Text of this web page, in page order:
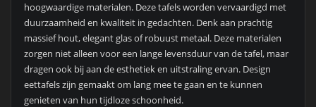
hoogwaardige materialen. Deze tafels worden vervaardigd met
duurzaamheid en kwaliteit in gedachten. Denk aan prachtig
massief hout, elegant glas of robuust metaal. Deze materialen
zorgen niet alleen voor een lange levensduur van de tafel, maar
dragen ook bij aan de esthetiek en uitstraling ervan. Design
eettafels zijn gemaakt om lang mee te gaan en te kunnen
genieten van hun tijdloze schoonheid.